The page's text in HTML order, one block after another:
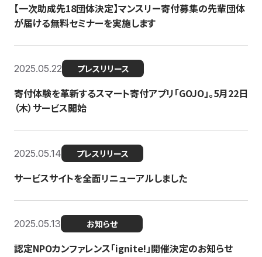
【一次助成先18団体決定】マンスリー寄付募集の先輩団体
が届ける無料セミナーを実施します
2025.05.22 プレスリリース
寄付体験を革新するスマート寄付アプリ「GOJO」。5月22日
（木）サービス開始
2025.05.14 プレスリリース
サービスサイトを全面リニューアルしました
2025.05.13 お知らせ
認定NPOカンファレンス「ignite!」開催決定のお知らせ